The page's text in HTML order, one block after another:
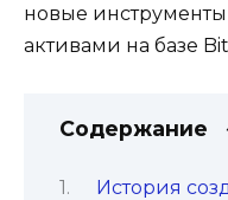
новые
активами на базе
Содержание
История